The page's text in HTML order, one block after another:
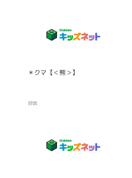
＊クマ【＜熊＞】
辞典